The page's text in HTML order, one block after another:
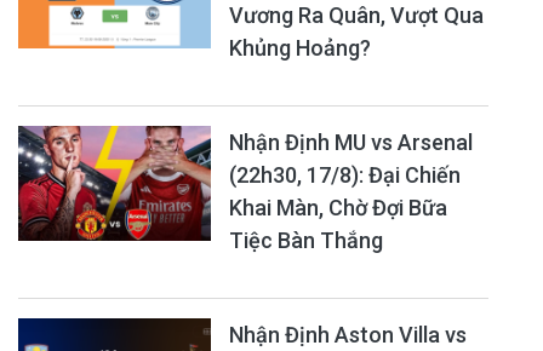
Vương Ra Quân, Vượt Qua
Khủng Hoảng?
Nhận Định MU vs Arsenal
(22h30, 17/8): Đại Chiến
Khai Màn, Chờ Đợi Bữa
Tiệc Bàn Thắng
Nhận Định Aston Villa vs